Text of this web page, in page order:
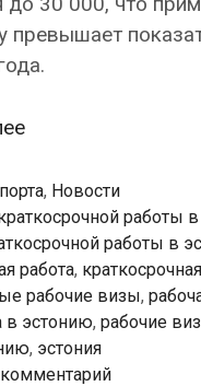
превышает
МВД
прогнозирует
рост
числа
иностранных
работников
в
Эстонии
, Новости
работы
работы в
работа,
рабочие визы,
в эстонию, рабочие
, эстония